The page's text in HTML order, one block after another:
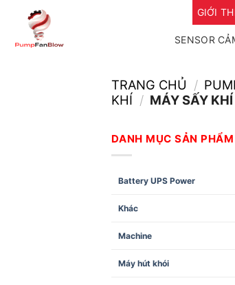
GIỚI
SENSOR
TRANG CHỦ /
KHÍ / MÁY SẤY KHÍ
DANH MỤC SẢN PHẨM
Battery UPS Power
Khác
Machine
Máy hút khói